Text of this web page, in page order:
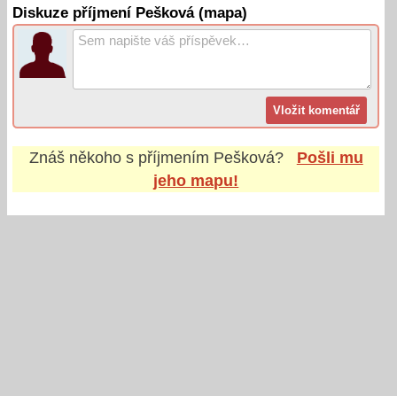
Diskuze příjmení Pešková (mapa)
Znáš někoho s příjmením Pešková?
Pošli mu
jeho mapu!